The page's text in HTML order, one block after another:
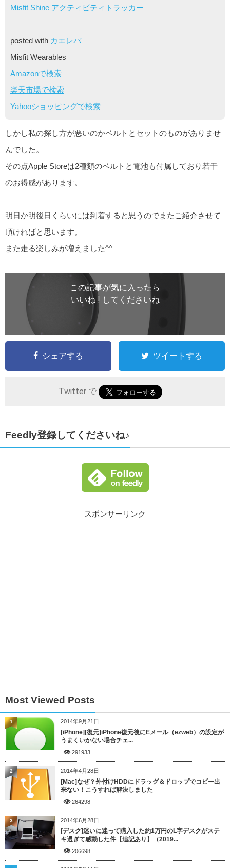
Misfit Shine アクティビティトラッカー
posted with カエレバ
Misfit Wearables
Amazonで検索
楽天市場で検索
Yahooショッピングで検索
しかし私の探し方が悪いのかベルトとセットのものがありませ
んでした。
その点Apple Storeは2種類のベルトと電池も付属しており若干
のお得感があります。
明日か明後日くらいには到着すると思うのでまたご紹介させて
頂ければと思います。
また走る楽しみが増えました^^
この記事が気に入ったら
いいね ! してくださいね
シェアする ツイートする
Twitter で
Feedly登録してくださいね♪
スポンサーリンク
Most Viewed Posts
2014年9月21日
[iPhone][復元]iPhone復元後にEメール（ezweb）の設定が
うまくいかない場合チェ...
291933
1
2014年4月28日
[Mac]なぜ？外付けHDDにドラッグ＆ドロップでコピー出
来ない！こうすれば解決しました
264298
2
2014年6月28日
[デスク]迷いに迷って購入した約1万円のL字デスクがステ
キ過ぎて感動した件【追記あり】（2019...
206698
3